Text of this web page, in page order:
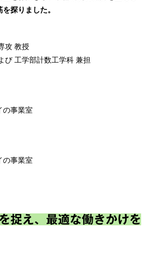
探りました。
攻 教授
び 工学部計数工学科 兼担
事業室
事業室
捉え、最適な働きかけを